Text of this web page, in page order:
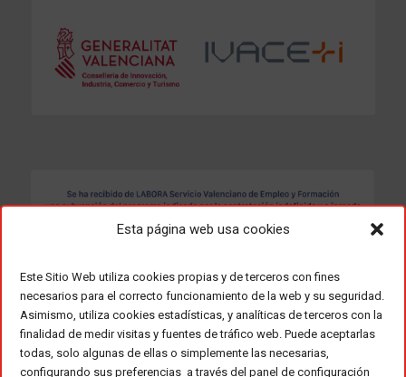
Esta página web usa cookies
Este Sitio Web utiliza cookies propias y de terceros con fines
necesarios para el correcto funcionamiento de la web y su seguridad.
Asimismo, utiliza cookies estadísticas, y analíticas de terceros con la
finalidad de medir visitas y fuentes de tráfico web. Puede aceptarlas
todas, solo algunas de ellas o simplemente las necesarias,
configurando sus preferencias a través del panel de configuración